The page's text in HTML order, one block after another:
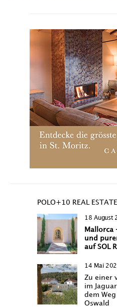
POLO+10 REAL ESTATE
18 August
Mallorca
und
auf SOL
14 Mai
Zu einer
im
dem
Oswald